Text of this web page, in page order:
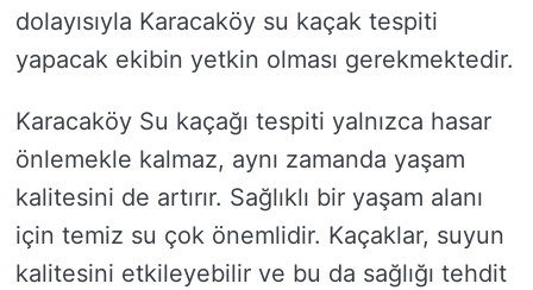
dolayısıyla Karacaköy su kaçak tespiti
yapacak ekibin yetkin olması gerekmektedir.
Karacaköy Su kaçağı tespiti yalnızca hasar
önlemekle kalmaz, aynı zamanda yaşam
kalitesini de artırır. Sağlıklı bir yaşam alanı
için temiz su çok önemlidir. Kaçaklar, suyun
kalitesini etkileyebilir ve bu da sağlığı tehdit